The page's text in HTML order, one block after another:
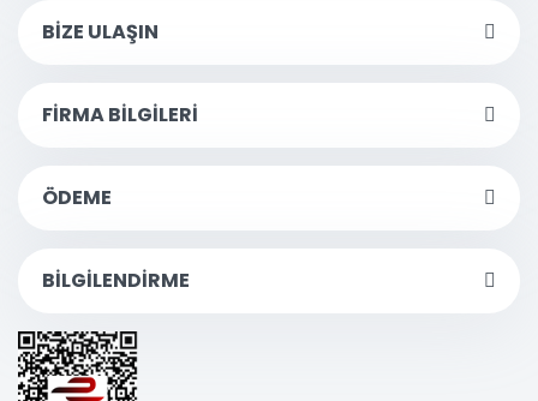
BİZE ULAŞIN
FİRMA BİLGİLERİ
ÖDEME
BİLGİLENDİRME